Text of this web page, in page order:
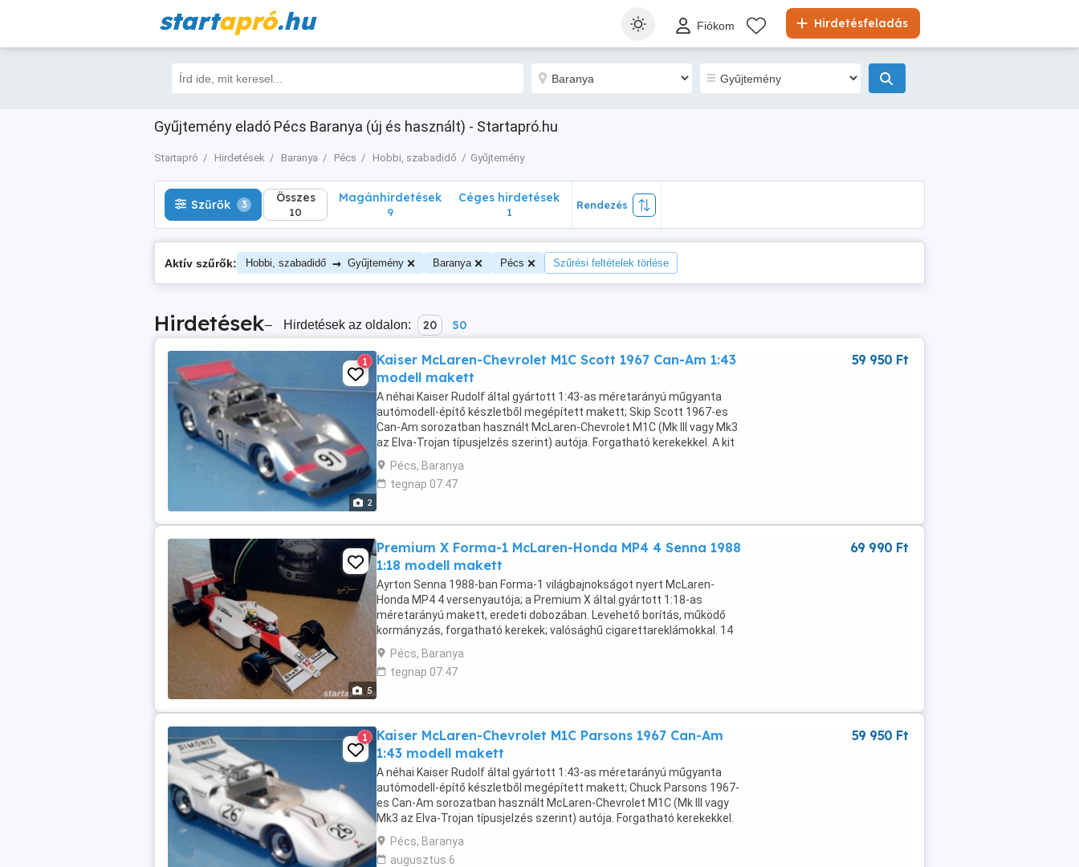
startapró.hu Hirdetésfeladás
Fiókom
Gyűjtemény eladó Pécs Baranya (új és használt) - Startapró.hu
Startapró Hirdetések Baranya Pécs Hobbi, szabadidő Gyűjtemény
Szűrők 3 Összes
10
Szűrők 3 Összes
10
Magánhirdetések
9
Céges hirdetések
1
Rendezés
Aktív szűrők: Hobbi, szabadidő → Gyűjtemény Baranya Pécs Szűrési feltételek törlése
Hirdetések– Hirdetések az oldalon: 20 50
2
1
Kaiser McLaren-Chevrolet M1C Scott 1967 Can-Am 1:43
modell makett
A néhai Kaiser Rudolf által gyártott 1:43-as méretarányú műgyanta
autómodell-építő készletből megépített makett; Skip Scott 1967-es
Can-Am sorozatban használt McLaren-Chevrolet M1C (Mk III vagy Mk3
az Elva-Trojan típusjelzés szerint) autója. Forgatható kerekekkel. A kit
gyártói kódja: RL047. (Megegyezik ...
Pécs, Baranya
tegnap 07:47
59 950 Ft
5
Premium X Forma-1 McLaren-Honda MP4 4 Senna 1988
1:18 modell makett
Ayrton Senna 1988-ban Forma-1 világbajnokságot nyert McLaren-
Honda MP4 4 versenyautója; a Premium X által gyártott 1:18-as
méretarányú makett, eredeti dobozában. Levehető borítás, működő
kormányzás, forgatható kerekek; valósághű cigarettareklámokkal. 14
éven felülieknek ajánlott. A modell és a doboz ...
Pécs, Baranya
tegnap 07:47
69 990 Ft
1
Kaiser McLaren-Chevrolet M1C Parsons 1967 Can-Am
1:43 modell makett
A néhai Kaiser Rudolf által gyártott 1:43-as méretarányú műgyanta
autómodell-építő készletből megépített makett; Chuck Parsons 1967-
es Can-Am sorozatban használt McLaren-Chevrolet M1C (Mk III vagy
Mk3 az Elva-Trojan típusjelzés szerint) autója. Forgatható kerekekkel.
A kit gyártói kódja: RL051. (Megegyezik ...
Pécs, Baranya
augusztus 6
59 950 Ft